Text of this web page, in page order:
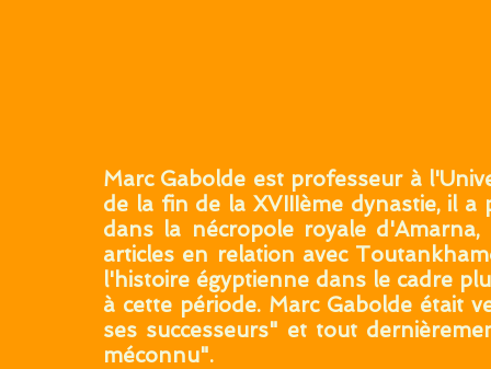
Marc Gabolde est professeur à
de la fin de la XVIIIème dynastie, il
dans la nécropole royale
articles en relation avec
l'histoire égyptienne dans le cadre
à cette période. Marc Gabolde était
ses successeurs" et tout
méconnu".